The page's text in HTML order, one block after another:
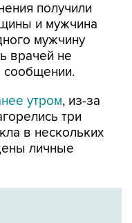
получили
и мужчина
мужчину
врачей не
сообщении.
утром, из-за
три
в нескольких
личные